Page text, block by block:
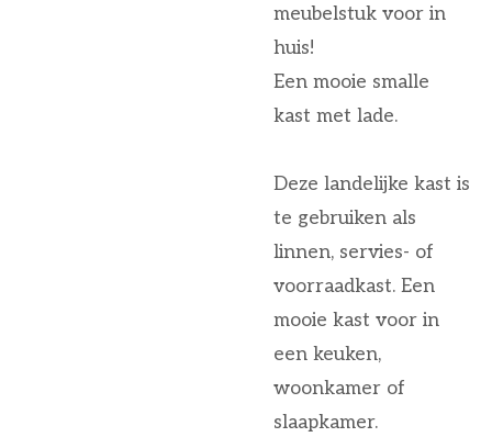
meubelstuk voor in
huis!
Een mooie smalle
kast met lade.
Deze landelijke kast is
te gebruiken als
linnen, servies- of
voorraadkast. Een
mooie kast voor in
een keuken,
woonkamer of
slaapkamer.